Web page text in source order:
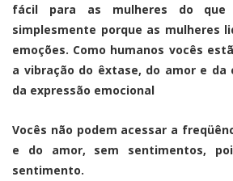
fácil para as mulheres do que
simplesmente porque as mulheres
emoções. Como humanos vocês
a vibração do êxtase, do amor e da
da expressão emocional
Vocês não podem acessar a
e do amor, sem sentimentos,
sentimento.